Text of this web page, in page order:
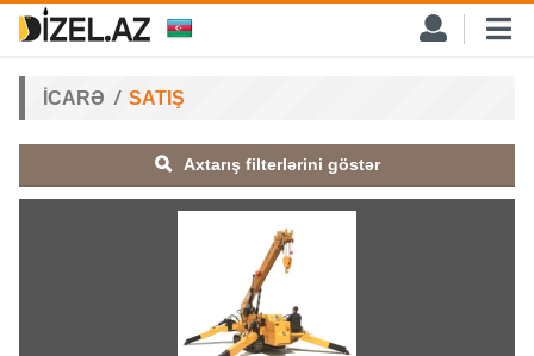
İCARƏ SATIŞ
Axtarış filterlərini göstər